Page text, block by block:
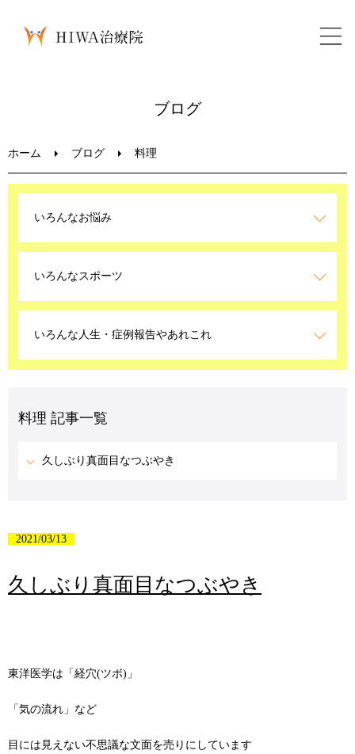
LINEお問い合わせ
ブログ
ホーム ブログ 料理
いろんなお悩み
いろんなスポーツ
いろんな人生・症例報告やあれこれ
料理 記事一覧
久しぶり真面目なつぶやき
2021/03/13
久しぶり真面目なつぶやき
東洋医学は「経穴(ツボ)」
「気の流れ」など
目には見えない不思議な文面を売りにしています